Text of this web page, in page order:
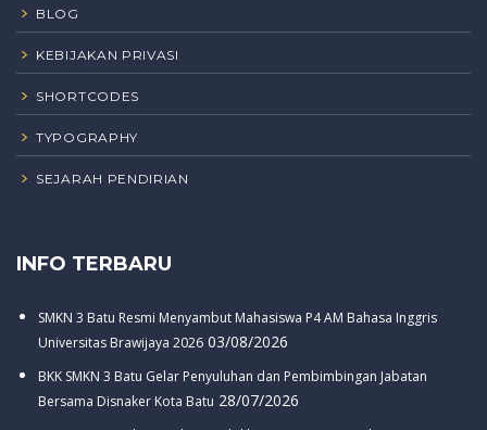
BLOG
KEBIJAKAN PRIVASI
SHORTCODES
TYPOGRAPHY
SEJARAH PENDIRIAN
INFO TERBARU
SMKN 3 Batu Resmi Menyambut Mahasiswa P4 AM Bahasa Inggris
Universitas Brawijaya 2026 03/08/2026
BKK SMKN 3 Batu Gelar Penyuluhan dan Pembimbingan Jabatan
Bersama Disnaker Kota Batu 28/07/2026